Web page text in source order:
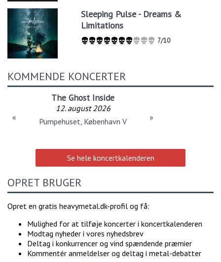
Sleeping Pulse - Dreams &
Limitations
7/10
KOMMENDE KONCERTER
The Ghost Inside
12. august 2026
Pumpehuset, København V
« »
Se hele koncertkalenderen
OPRET BRUGER
Opret en gratis heavymetal.dk-profil og få:
Mulighed for at tilføje koncerter i koncertkalenderen
Modtag nyheder i vores nyhedsbrev
Deltag i konkurrencer og vind spændende præmier
Kommentér anmeldelser og deltag i metal-debatter